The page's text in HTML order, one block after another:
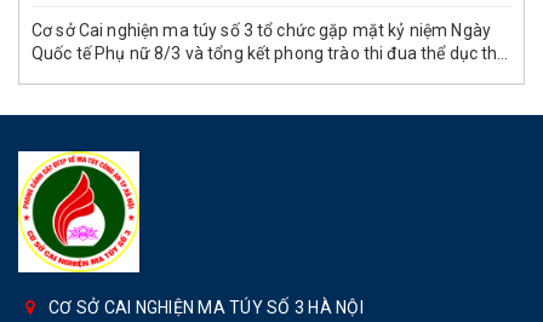
Cơ sở Cai nghiện ma túy số 3 tổ chức gặp mặt kỷ niệm Ngày
Quốc tế Phụ nữ 8/3 và tổng kết phong trào thi đua thể dục thể
CƠ SỞ CAI NGHIỆN MA TÚY SỐ 3 HÀ NỘI